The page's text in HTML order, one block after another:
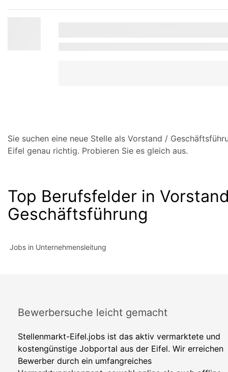
Sie suchen eine neue Stelle als Vorstand /
Eifel genau richtig. Probieren Sie es gleich aus.
Top Berufsfelder in
Geschäftsführung
Jobs in Unternehmensleitung
Bewerbersuche leicht gemacht
Stellenmarkt-Eifel.jobs ist das aktiv vermarktete und
kostengünstige Jobportal aus der Eifel. Wir erreichen
Bewerber durch ein umfangreiches